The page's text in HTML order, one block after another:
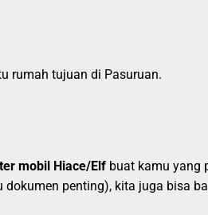
rumah tujuan di Pasuruan.
mobil Hiace/Elf buat kamu yang
dokumen penting), kita juga bisa